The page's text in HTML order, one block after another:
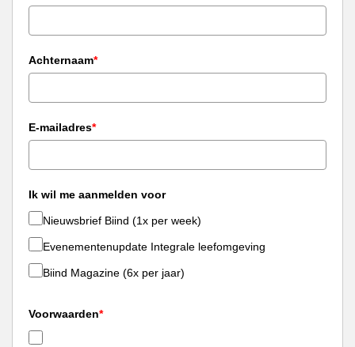
Achternaam*
E-mailadres*
Ik wil me aanmelden voor
Nieuwsbrief Biind (1x per week)
Evenementenupdate Integrale leefomgeving
Biind Magazine (6x per jaar)
Voorwaarden*